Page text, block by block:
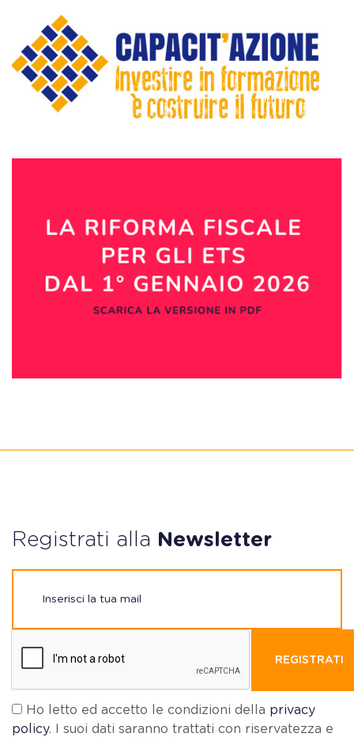
Registrati alla Newsletter
REGISTRATI
Ho letto ed accetto le condizioni della privacy
policy. I suoi dati saranno trattati con riservatezza e